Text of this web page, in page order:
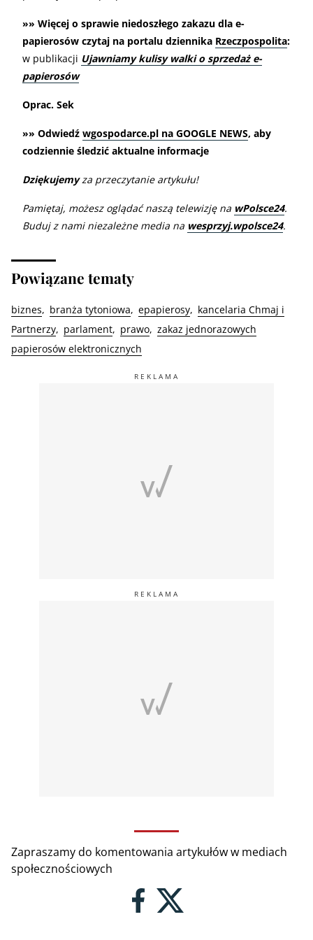
»» Więcej o sprawie niedoszłego zakazu dla e-
papierosów czytaj na portalu dziennika Rzeczpospolita:
w publikacji Ujawniamy kulisy walki o sprzedaż e-
papierosów
Oprac. Sek
»» Odwiedź wgospodarce.pl na GOOGLE NEWS, aby
codziennie śledzić aktualne informacje
Dziękujemyza przeczytanie artykułu!
Pamiętaj, możesz oglądać naszą telewizję na wPolsce24.
Buduj z nami niezależne media na wesprzyj.wpolsce24.
Powiązane tematy
biznes branża tytoniowa epapierosy
kancelaria Chmaj i
Partnerzy
parlament prawo zakaz jednorazowych
papierosów elektronicznych
Zapraszamy do komentowania artykułów w mediach
społecznościowych